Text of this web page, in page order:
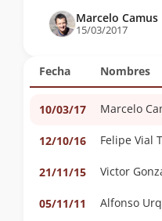
Fecha Nombres
10/03/17 Marcelo
12/10/16 Felipe Vial
21/11/15 Victor
05/11/11 Alfonso
Marcelo Camus
15/03/2017